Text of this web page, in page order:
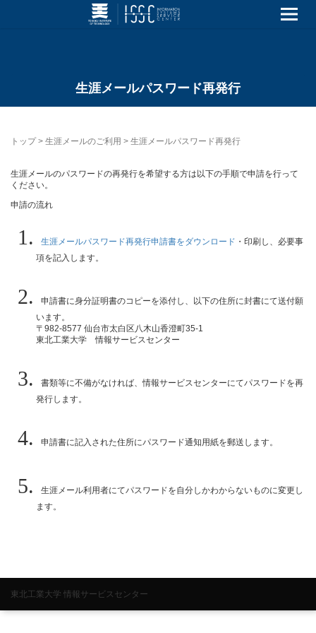
生涯メールパスワード再発行
トップ> 生涯メールのご利用 > 生涯メールパスワード再発行
生涯メールのパスワードの再発行を希望する方は以下の手順で申請を行って
ください。
申請の流れ
生涯メールパスワード再発行申請書をダウンロード ・印刷し、必要事
項を記入します。
申請書に身分証明書のコピーを添付し、以下の住所に封書にて送付願
います。
〒982-8577 仙台市太白区八木山香澄町35-1
東北工業大学 情報サービスセンター
書類等に不備がなければ、情報サービスセンターにてパスワードを再
発行します。
申請書に記入された住所にパスワード通知用紙を郵送します。
生涯メール利用者にてパスワードを自分しかわからないものに変更し
ます。
東北工業大学 情報サービスセンター